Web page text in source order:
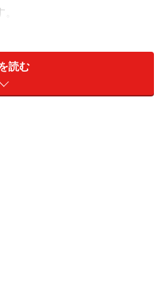
、冒頭の相談のような影響
このような現象が起こるの
る「選択制確定拠出年金」
読む